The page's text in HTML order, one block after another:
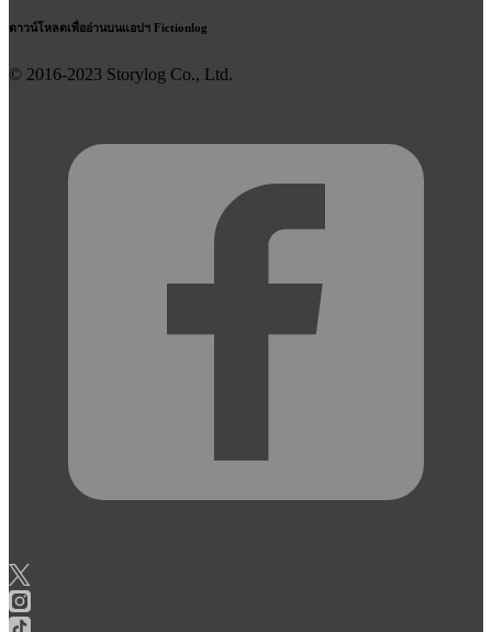
ดาวน์โหลดเพื่ออ่านบนแอปฯ Fictionlog
© 2016-2023 Storylog Co., Ltd.